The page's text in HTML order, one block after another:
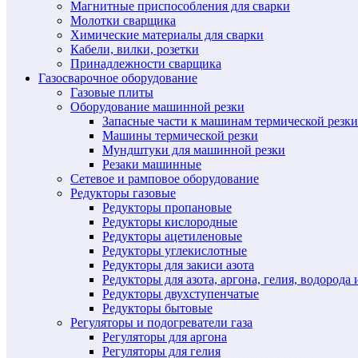
Магнитные приспособления для сварки
Молотки сварщика
Химические материалы для сварки
Кабели, вилки, розетки
Принадлежности сварщика
Газосварочное оборудование
Газовые плиты
Оборудование машинной резки
Запасные части к машинам термической резки
Машины термической резки
Мундштуки для машинной резки
Резаки машинные
Сетевое и рамповое оборудование
Редукторы газовые
Редукторы пропановые
Редукторы кислородные
Редукторы ацетиленовые
Редукторы углекислотные
Редукторы для закиси азота
Редукторы для азота, аргона, гелия, водорода
Редукторы двухступенчатые
Редукторы бытовые
Регуляторы и подогреватели газа
Регуляторы для аргона
Регуляторы для гелия